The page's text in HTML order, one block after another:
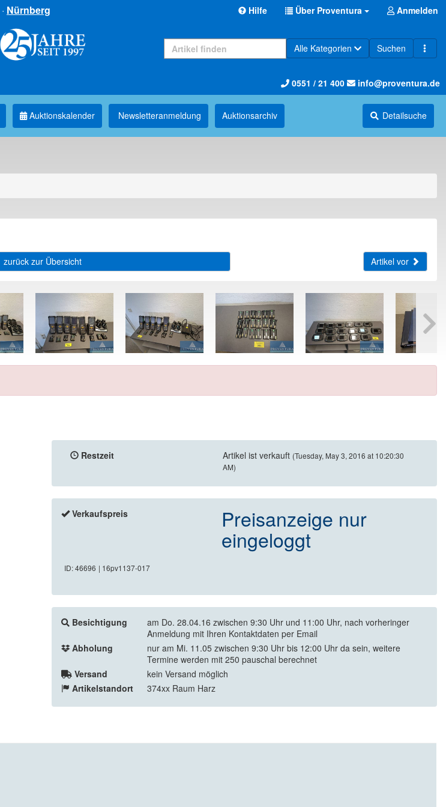
· Nürnberg Hilfe Über Proventura Anmelden
Alle Kategorien Suchen
0551 / 21 400 info@proventura.de
Auktionskalender Newsletter­anmeldung Auktions­archiv Detailsuche
zurück zur Übersicht Artikel vor
Restzeit Artikel ist verkauft (Tuesday, May 3, 2016 at 10:20:30
AM)
Verkaufspreis Preisanzeige nur
eingeloggt
ID: 46696 | 16pv1137-017
Besichtigung
am Do. 28.04.16 zwischen 9:30 Uhr und 11:00 Uhr, nach vorheringer
Anmeldung mit Ihren Kontaktdaten per Email
Abholung
nur am Mi. 11.05 zwischen 9:30 Uhr bis 12:00 Uhr da sein, weitere
Termine werden mit 250 pauschal berechnet
Versand
kein Versand möglich
Artikelstandort
374xx Raum Harz